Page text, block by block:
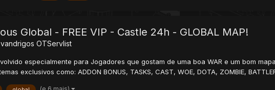
Global - FREE VIP - Castle 24h - GLOBAL MAP!
vandrigos OTServlist
especialmente para Jogadores que gostam de uma boa WAR e um bom
exclusivos como: ADDON BONUS, TASKS, CAST, WOE, DOTA, ZOMBIE,